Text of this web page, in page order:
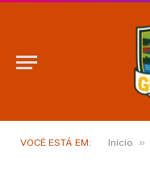
VOCÊ ESTÁ EM: Início »